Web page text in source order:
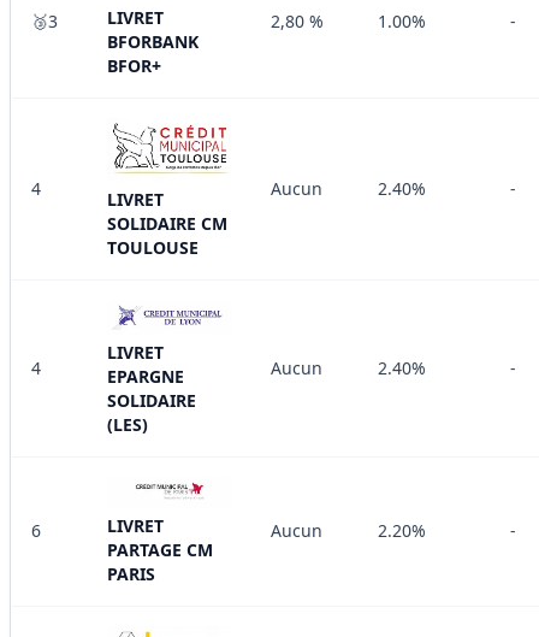
🥉3
LIVRET
BFORBANK
BFOR+
2,80 % 1.00% -
4
LIVRET
SOLIDAIRE CM
TOULOUSE
Aucun 2.40% -
4
LIVRET
EPARGNE
SOLIDAIRE
(LES)
Aucun 2.40% -
6
LIVRET
PARTAGE CM
PARIS
Aucun 2.20% -